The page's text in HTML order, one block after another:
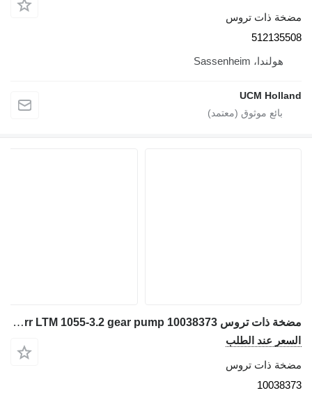
مضخة ذات تروس
512135508
هولندا، Sassenheim
UCM Holland
مضخة ذات تروس Liebherr LTM 1055-3.2 gear pump 10038373 لـ شاحنة رافعة
السعر عند الطلب
مضخة ذات تروس
10038373